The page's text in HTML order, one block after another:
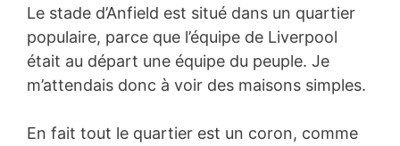
Le stade d’Anfield est situé dans un quartier
populaire, parce que l’équipe de Liverpool
était au départ une équipe du peuple. Je
m’attendais donc à voir des maisons simples.
En fait tout le quartier est un coron, comme